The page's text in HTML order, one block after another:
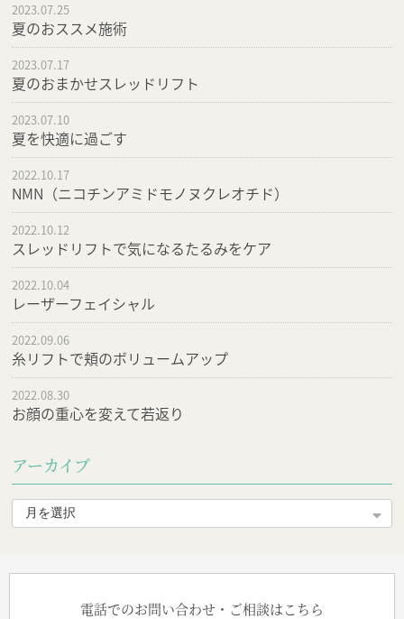
夏のおススメ施術
2023.07.25
夏のおまかせスレッドリフト
2023.07.17
夏を快適に過ごす
2023.07.10
NMN（ニコチンアミドモノヌクレオチド）
2022.10.17
スレッドリフトで気になるたるみをケア
2022.10.12
レーザーフェイシャル
2022.10.04
糸リフトで頬のボリュームアップ
2022.09.06
お顔の重心を変えて若返り
2022.08.30
アーカイブ
電話でのお問い合わせ・ご相談はこちら